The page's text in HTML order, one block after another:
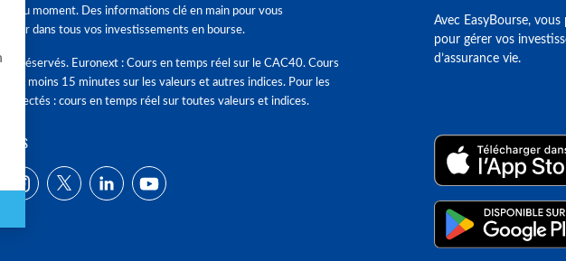
du moment. Des informations clé en main pour vous
dans tous vos investissements en bourse.
réservés. Euronext : Cours en temps réel sur le CAC40. Cours
d'au moins 15 minutes sur les valeurs et autres indices. Pour les
connectés : cours en temps réel sur toutes valeurs et indices.
NOUS
Avec EasyBourse,
pour gérer vos
d’assurance vie.
de confidentialité, en garantissant la conformité avec les réglementations. Personnalisez